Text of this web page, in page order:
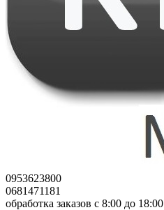
0953623800
0681471181
обработка заказов с 8:00 до 18:00